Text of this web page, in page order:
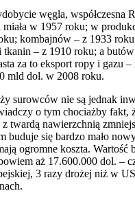
węgla, współczesna
miała w 1957 roku; w
kombajnów – z 1933
– z 1910 roku; a
za to eksport ropy i gazu
mld dol. w 2008 roku.
surowców nie są jednak
o tym chociażby fakt,
twardą nawierzchnią
buduje się bardzo mało
ogromne koszta.
aż 17.600.000 dol. –
3 razy drożej niż w